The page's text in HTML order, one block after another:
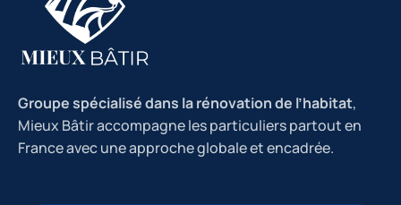
Groupe spécialisé dans la rénovation de l’habitat,
Mieux Bâtir accompagne les particuliers partout en
France avec une approche globale et encadrée.